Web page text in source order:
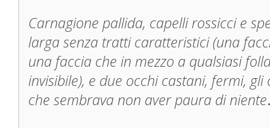
Carnagione pallida, capelli rossicci e
larga senza tratti caratteristici (una
una faccia che in mezzo a qualsiasi
invisibile), e due occhi castani, fermi,
che sembrava non aver paura di niente